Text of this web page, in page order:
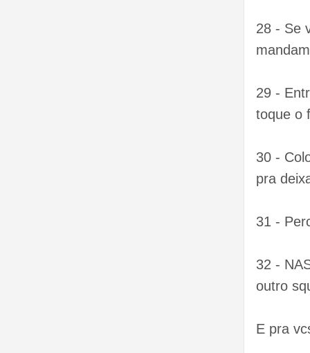
28 - Se
29 -
toque o
30 -
pra
31 -
32 -
outro
E pra